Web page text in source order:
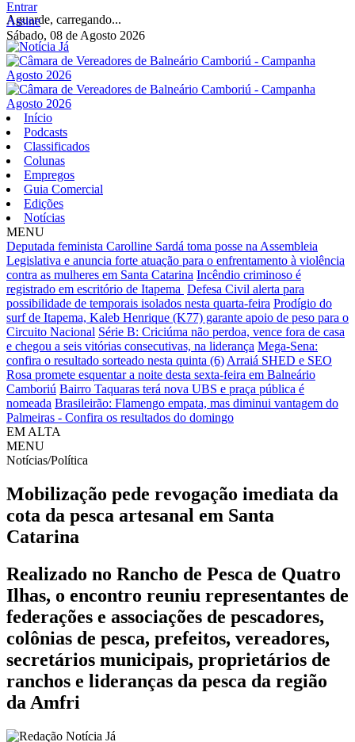
Aguarde, carregando...
Entrar
Assine
Sábado, 08 de Agosto 2026
Início
Podcasts
Classificados
Colunas
Empregos
Guia Comercial
Edições
Notícias
MENU
Deputada feminista Carolline Sardá toma posse na Assembleia
Legislativa e anuncia forte atuação para o enfrentamento à violência
contra as mulheres em Santa Catarina Incêndio criminoso é
registrado em escritório de Itapema Defesa Civil alerta para
possibilidade de temporais isolados nesta quarta-feira Prodígio do
surf de Itapema, Kaleb Henrique (K77) garante apoio de peso para o
Circuito Nacional Série B: Criciúma não perdoa, vence fora de casa
e chegou a seis vitórias consecutivas, na liderança Mega-Sena:
confira o resultado sorteado nesta quinta (6) Arraiá SHED e SEO
Rosa promete esquentar a noite desta sexta-feira em Balneário
Camboriú Bairro Taquaras terá nova UBS e praça pública é
nomeada Brasileirão: Flamengo empata, mas diminui vantagem do
Palmeiras - Confira os resultados do domingo
EM ALTA
MENU
Notícias/Política
Mobilização pede revogação imediata da
cota da pesca artesanal em Santa
Catarina
Realizado no Rancho de Pesca de Quatro
Ilhas, o encontro reuniu representantes de
federações e associações de pescadores,
colônias de pesca, prefeitos, vereadores,
secretários municipais, proprietários de
ranchos e lideranças da pesca da região
da Amfri